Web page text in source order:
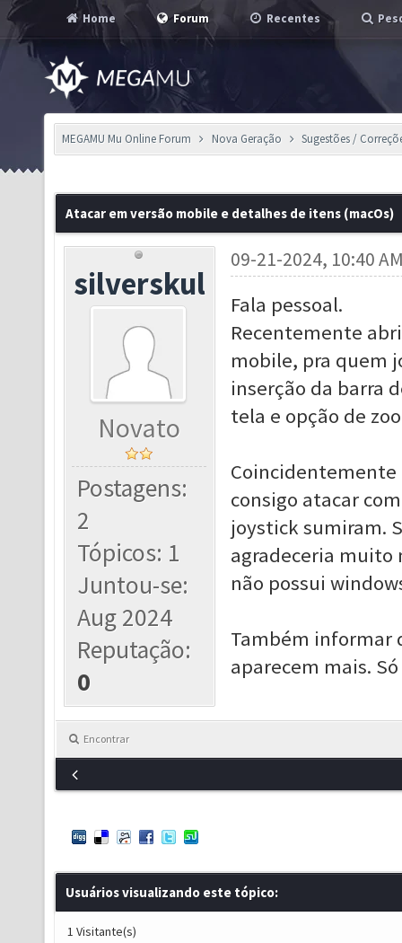
Home Forum Recentes
MEGAMU Mu Online Forum Nova Geração Sugestões /
Atacar em versão mobile e detalhes de itens (macOs)
silverskul
Novato
Postagens:
2
Tópicos: 1
Juntou-se:
Aug 2024
Reputação:
0
09-21-2024, 10:40
Fala pessoal.
Recentemente
mobile, pra quem
inserção da barra
tela e opção de
Coincidentemente
consigo atacar
joystick sumiram.
agradeceria muito
não possui
Também informar
aparecem mais.
Encontrar
Usuários visualizando este tópico:
1 Visitante(s)